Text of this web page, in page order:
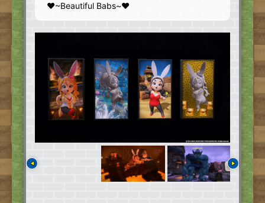
♥~Beautiful Babs~♥